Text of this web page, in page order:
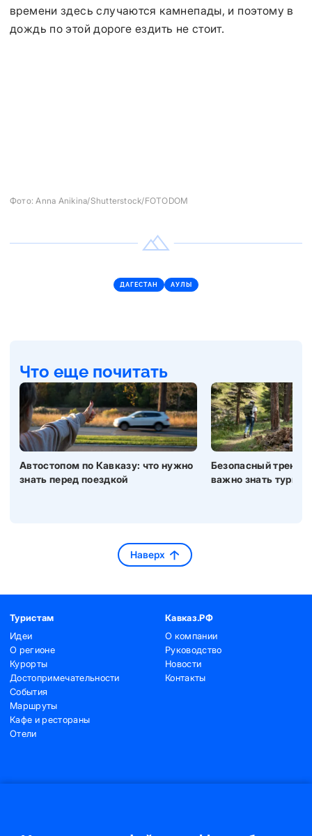
времени здесь случаются камнепады, и поэтому в
дождь по этой дороге ездить не стоит.
Фото: Anna Anikina/Shutterstock/FOTODOM
ДАГЕСТАН АУЛЫ
Что еще почитать
Автостопом по Кавказу: что нужно
знать перед поездкой
Безопасный
важно знать
Наверх
Туристам
Идеи
О регионе
Курорты
Достопримечательности
События
Маршруты
Кафе и рестораны
Отели
Кавказ.РФ
О компании
Руководство
Новости
Контакты